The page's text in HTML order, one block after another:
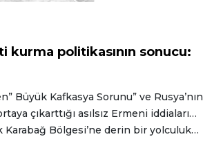
kurma politikasının sonucu:
Büyük Kafkasya Sorunu” ve Rusya’nın
çıkarttığı asılsız Ermeni iddiaları…
Karabağ Bölgesi’ne derin bir yolculuk…